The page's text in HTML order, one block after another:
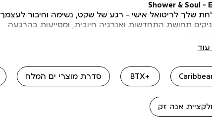
Shower & Soul –
שלך לריטואל אישי – רגע של שקט, נשימה וחיבור לעצמך
תחושת התחדשות ואנרגיה חיובית, ומסייעות בהרגעה
והטיפוח, בזכות
BTX+ סדרת מוצרי ים המלח
אנה זק